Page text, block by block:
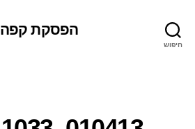
חיפוש
הפסקת קפה